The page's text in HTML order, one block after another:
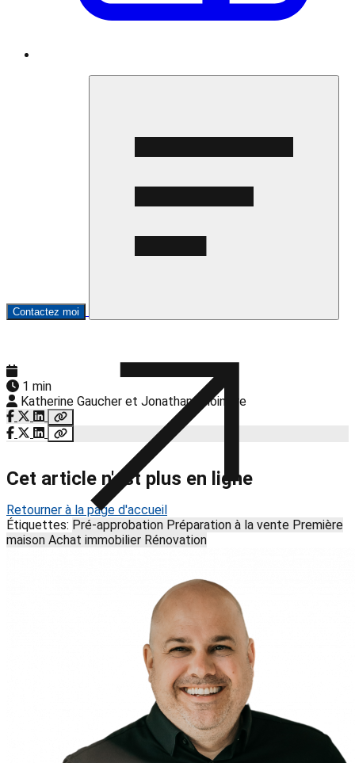
Contactez moi
1 min
Katherine Gaucher et Jonathan Choinière
Cet article n'est plus en ligne
Retourner à la page d'accueil
Étiquettes: Pré-approbation Préparation à la vente Première
maison Achat immobilier Rénovation